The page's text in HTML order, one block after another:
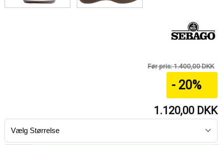
Før pris: 1.400,00 DKK
- 20%
1.120,00 DKK